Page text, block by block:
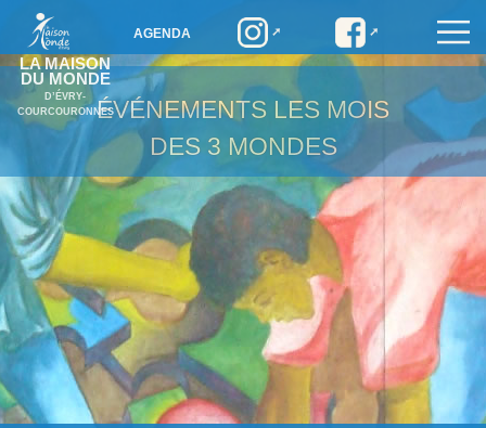
LA MAISON
DU MONDE
D’ÉVRY-
COURCOURONNES
AGENDA
ÉVÉNEMENTS LES MOIS
DES 3 MONDES